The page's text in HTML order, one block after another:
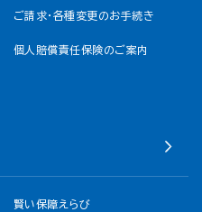
ご請求・各種変更のお手続き
個人賠償責任保険のご案内
賢い保障えらび